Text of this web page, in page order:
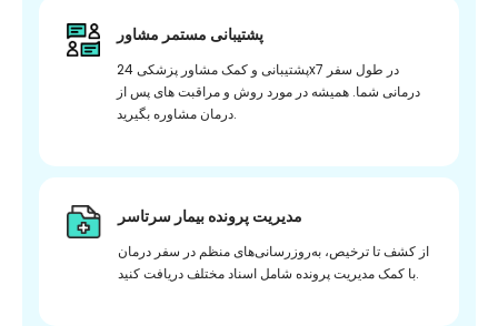
پشتیبانی مستمر مشاور
پشتیبانی و کمک مشاور پزشکی 24x7 در طول سفر
درمانی شما. همیشه در مورد روش و مراقبت های پس از
درمان مشاوره بگیرید.
مدیریت پرونده بیمار سرتاسر
از کشف تا ترخیص، به‌روزرسانی‌های منظم در سفر درمان
با کمک مدیریت پرونده شامل اسناد مختلف دریافت کنید.